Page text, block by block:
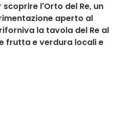
l'Orto del Re, un
aperto al
la tavola del Re al
frutta e verdura locali e